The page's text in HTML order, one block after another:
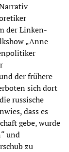
der Linken-
„Anne
der frühere
sich dort
russische
dass es
gebe, wurde
und
zu